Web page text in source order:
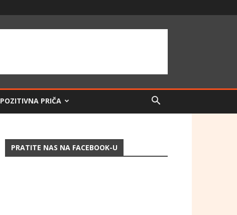
POZITIVNA PRIČA
PRATITE NAS NA FACEBOOK-U